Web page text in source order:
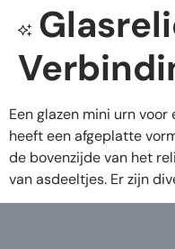
Een glazen mini urn
heeft een afgeplatte
de bovenzijde van het
van asdeeltjes. Er zijn